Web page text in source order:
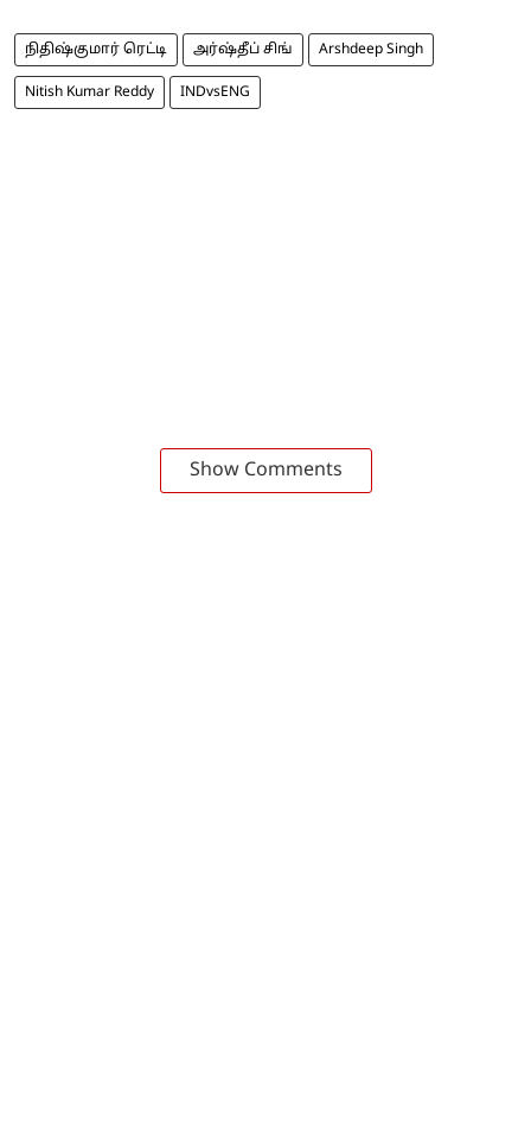
நிதிஷ்குமார் ரெட்டி அர்ஷ்தீப் சிங் Arshdeep Singh
Nitish Kumar Reddy INDvsENG
Show Comments